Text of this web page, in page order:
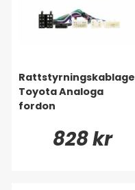
Rattstyrningskablage
Toyota Analoga
fordon
828 kr